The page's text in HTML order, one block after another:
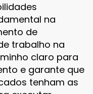
na
de
trabalho na
claro para
e garante que
tenham as